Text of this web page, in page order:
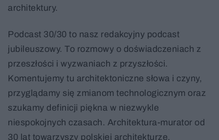
architektury.
Podcast 30/30 to nasz redakcyjny podcast
jubileuszowy. To rozmowy o doświadczeniach z
przeszłości i wyzwaniach z przyszłości.
Komentujemy tu architektoniczne słowa i czyny,
przyglądamy się zmianom technologicznym oraz
szukamy definicji piękna w niezwykle
niespokojnych czasach. Architektura-murator od
30 lat towarzyszy polskiej architekturze.